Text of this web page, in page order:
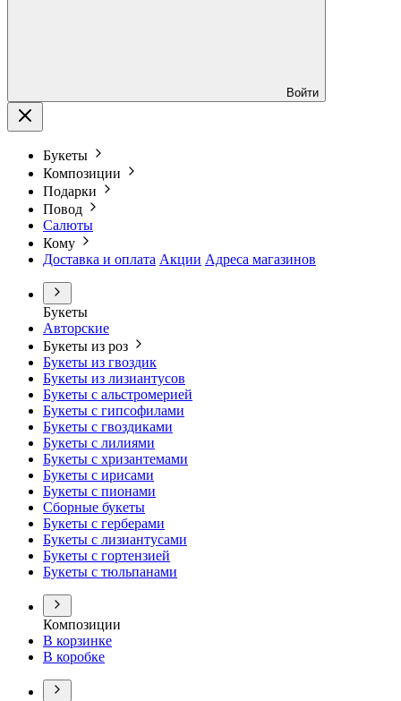
Войти
Букеты
Композиции
Подарки
Повод
Салюты
Кому
Доставка и оплата Акции Адреса магазинов
Букеты
Авторские
Букеты из роз
Букеты из гвоздик
Букеты из лизиантусов
Букеты с альстромерией
Букеты с гипсофилами
Букеты с гвоздиками
Букеты с лилиями
Букеты с хризантемами
Букеты с ирисами
Букеты с пионами
Сборные букеты
Букеты с герберами
Букеты с лизиантусами
Букеты с гортензией
Букеты с тюльпанами
Композиции
В корзинке
В коробке